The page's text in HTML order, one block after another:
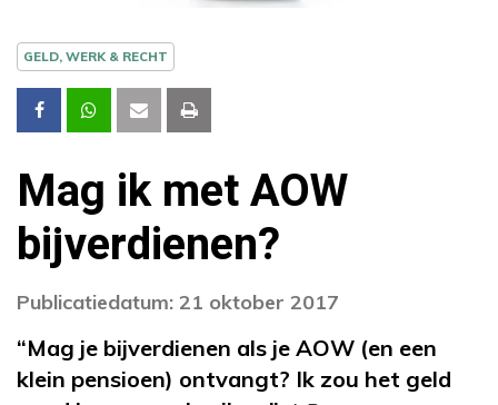
GELD, WERK & RECHT
Mag ik met AOW
bijverdienen?
Publicatiedatum: 21 oktober 2017
“Mag je bijverdienen als je AOW (en een
klein pensioen) ontvangt? Ik zou het geld